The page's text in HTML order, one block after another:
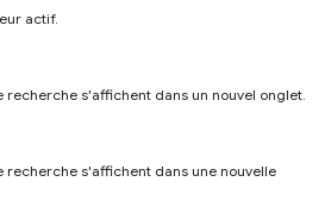
actif.
recherche s'affichent dans un nouvel onglet.
recherche s'affichent dans une nouvelle